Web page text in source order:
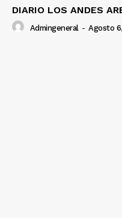
DIARIO LOS ANDES
Admingeneral - Agosto